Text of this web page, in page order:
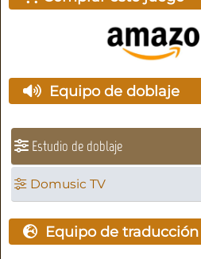
Equipo de doblaje
Estudio de doblaje
Domusic TV
Equipo de traducción